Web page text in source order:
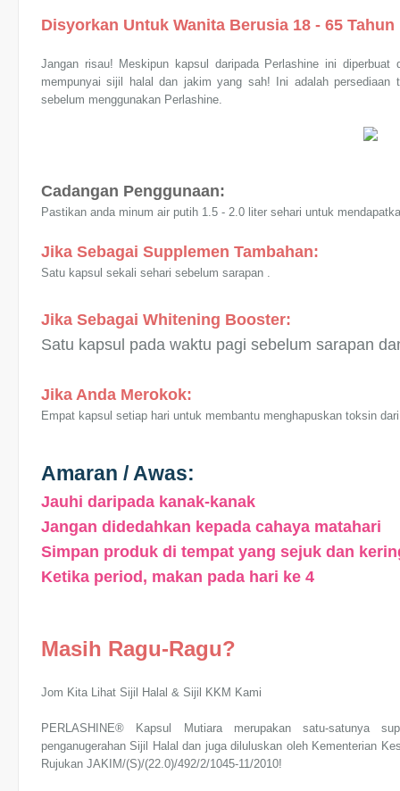
Disyorkan Untuk Wanita Berusia 18 - 65 Tahun
Jangan risau! Meskipun kapsul daripada Perlashine ini
mempunyai sijil halal dan jakim yang sah! Ini adalah
sebelum menggunakan Perlashine.
Cadangan Penggunaan:
Pastikan anda minum air putih 1.5 - 2.0 liter sehari untuk
Jika Sebagai Supplemen Tambahan:
Satu kapsul sekali sehari sebelum sarapan .
Jika Sebagai Whitening Booster:
Satu kapsul pada waktu pagi sebelum sarapan
Jika Anda Merokok:
Empat kapsul setiap hari untuk membantu menghapuskan toksin
Amaran / Awas:
Jauhi daripada kanak-kanak
Jangan didedahkan kepada cahaya matahari
Simpan produk di tempat yang sejuk dan
Ketika period, makan pada hari ke 4
Masih Ragu-Ragu?
Jom Kita Lihat Sijil Halal & Sijil KKM Kami
PERLASHINE® Kapsul Mutiara merupakan satu-satunya
penganugerahan Sijil Halal dan juga diluluskan oleh Kementerian
Rujukan JAKIM/(S)/(22.0)/492/2/1045-11/2010!